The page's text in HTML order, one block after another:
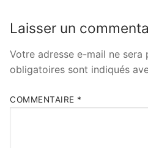
Laisser un
Votre adresse e-mail ne sera
obligatoires sont indiqués
COMMENTAIRE *